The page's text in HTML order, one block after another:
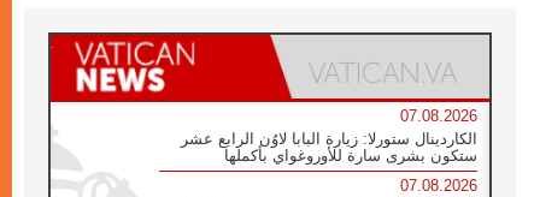
07.08.2026
الكاردينال ستورلا: زيارة البابا لاوُن الرابع عشر
ستكون بشرى سارة للأوروغواي بأكملها
07.08.2026